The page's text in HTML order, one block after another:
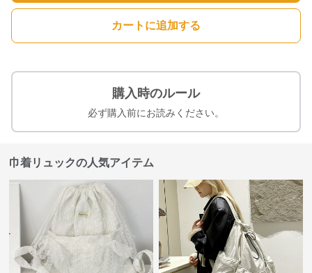
カートに追加する
購入時のルール
必ず購入前にお読みください。
巾着リュックの人気アイテム